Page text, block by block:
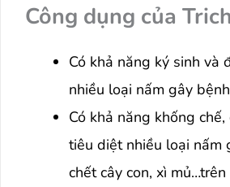
Công dụng của
Có khả năng ký sinh và
nhiều loại nấm gây
Có khả năng khống
tiêu diệt nhiều loại nấm
chết cây con, xì